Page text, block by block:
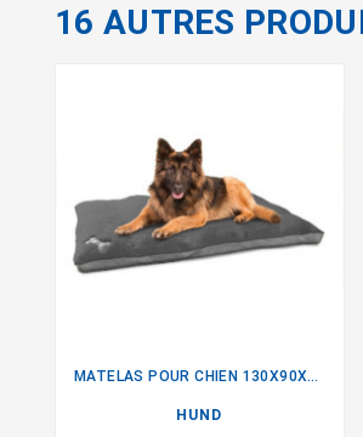
16 AUTRES
MATELAS POUR CHIEN 130X90X10CM
HUND